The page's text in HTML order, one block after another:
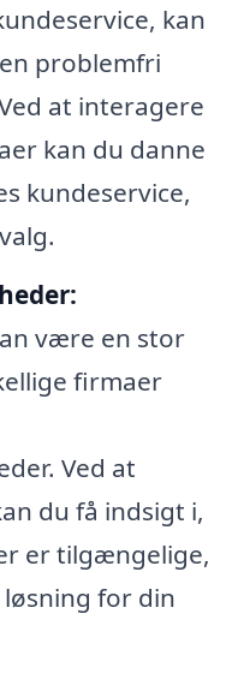
kan
problemfri
at interagere
kan du danne
kundeservice,
være en stor
firmaer
Ved at
du få indsigt i,
er tilgængelige,
for din